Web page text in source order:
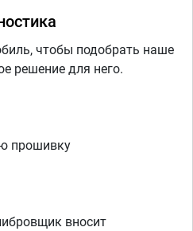
чтобы подобрать наше
решение для него.
прошивку
вносит